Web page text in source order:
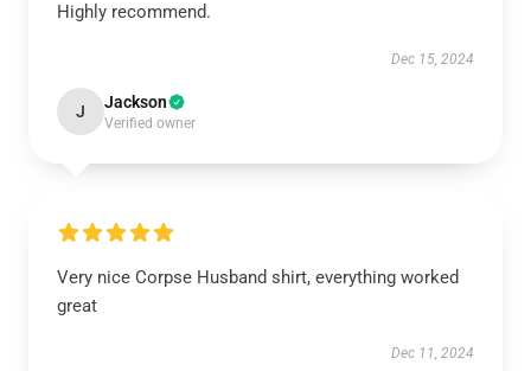
Highly recommend.
Dec 15, 2024
J Jackson
Verified owner
Very nice Corpse Husband shirt, everything worked
great
Dec 11, 2024